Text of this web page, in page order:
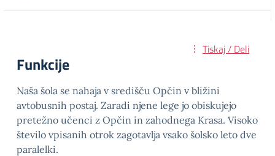
Tiskaj / Deli
Funkcije
Naša šola se nahaja v središču Opčin v bližini
avtobusnih postaj. Zaradi njene lege jo obiskujejo
pretežno učenci z Opčin in zahodnega Krasa. Visoko
število vpisanih otrok zagotavlja vsako šolsko leto dve
paralelki.